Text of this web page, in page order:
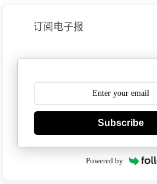
订阅电子报
Subscribe
Powered by